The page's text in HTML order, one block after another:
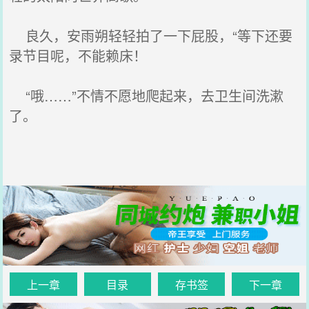
良久，安雨朔轻轻拍了一下屁股，“等下还要
录节目呢，不能赖床！
“哦……”不情不愿地爬起来，去卫生间洗漱
了。
上一章 目录 存书签 下一章